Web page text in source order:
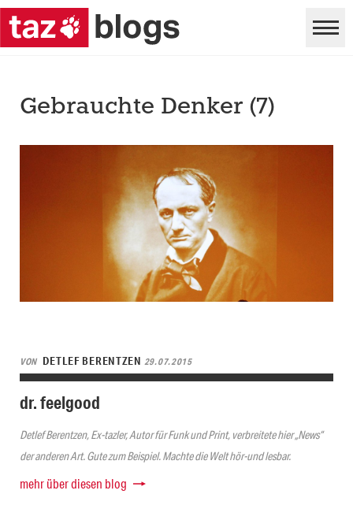
Gebrauchte Denker (7)
VON DETLEF BERENTZEN 29.07.2015
dr. feelgood
Detlef Berentzen, Ex-tazler, Autor für Funk und Print, verbreitete hier „News“
der anderen Art. Gute zum Beispiel. Machte die Welt hör-und lesbar.
mehr über diesen blog